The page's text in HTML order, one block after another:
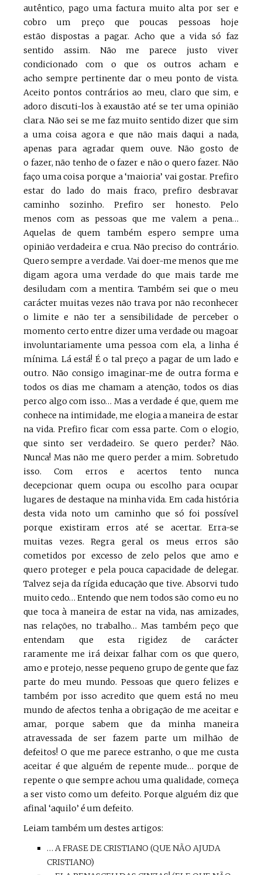
autêntico, pago uma factura muito alta por ser e
cobro um preço que poucas pessoas hoje
estão dispostas a pagar. Acho que a vida só faz
sentido assim. Não me parece justo viver
condicionado com o que os outros acham e
acho sempre pertinente dar o meu ponto de vista.
Aceito pontos contrários ao meu, claro que sim, e
adoro discuti-los à exaustão até se ter uma opinião
clara. Não sei se me faz muito sentido dizer que sim
a uma coisa agora e que não mais daqui a nada,
apenas para agradar quem ouve. Não gosto de
o fazer, não tenho de o fazer e não o quero fazer. Não
faço uma coisa porque a ‘maioria’ vai gostar. Prefiro
estar do lado do mais fraco, prefiro desbravar
caminho sozinho. Prefiro ser honesto. Pelo
menos com as pessoas que me valem a pena…
Aquelas de quem também espero sempre uma
opinião verdadeira e crua. Não preciso do contrário.
Quero sempre a verdade. Vai doer-me menos que me
digam agora uma verdade do que mais tarde me
desiludam com a mentira. Também sei que o meu
carácter muitas vezes não trava por não reconhecer
o limite e não ter a sensibilidade de perceber o
momento certo entre dizer uma verdade ou magoar
involuntariamente uma pessoa com ela, a linha é
mínima. Lá está! É o tal preço a pagar de um lado e
outro. Não consigo imaginar-me de outra forma e
todos os dias me chamam a atenção, todos os dias
perco algo com isso… Mas a verdade é que, quem me
conhece na intimidade, me elogia a maneira de estar
na vida. Prefiro ficar com essa parte. Com o elogio,
que sinto ser verdadeiro. Se quero perder? Não.
Nunca! Mas não me quero perder a mim. Sobretudo
isso. Com erros e acertos tento nunca
decepcionar quem ocupa ou escolho para ocupar
lugares de destaque na minha vida. Em cada história
desta vida noto um caminho que só foi possível
porque existiram erros até se acertar. Erra-se
muitas vezes. Regra geral os meus erros são
cometidos por excesso de zelo pelos que amo e
quero proteger e pela pouca capacidade de delegar.
Talvez seja da rígida educação que tive. Absorvi tudo
muito cedo… Entendo que nem todos são como eu no
que toca à maneira de estar na vida, nas amizades,
nas relações, no trabalho… Mas também peço que
entendam que esta rigidez de carácter
raramente me irá deixar falhar com os que quero,
amo e protejo, nesse pequeno grupo de gente que faz
parte do meu mundo. Pessoas que quero felizes e
também por isso acredito que quem está no meu
mundo de afectos tenha a obrigação de me aceitar e
amar, porque sabem que da minha maneira
atravessada de ser fazem parte um milhão de
defeitos! O que me parece estranho, o que me custa
aceitar é que alguém de repente mude… porque de
repente o que sempre achou uma qualidade, começa
a ser visto como um defeito. Porque alguém diz que
afinal ‘aquilo’ é um defeito.
Leiam também um destes artigos:
… A FRASE DE CRISTIANO (QUE NÃO AJUDA
CRISTIANO)